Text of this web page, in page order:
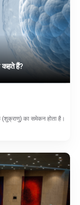
हैं?
(शुक्राणु) का समेकन होता है।